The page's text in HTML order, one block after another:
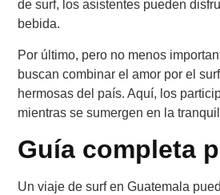
de surf, los asistentes pueden
bebida.
Por último, pero no menos
buscan combinar el amor por el
hermosas del país. Aquí, los
mientras se sumergen en la
Guía completa
Un viaje de surf en Guatemala